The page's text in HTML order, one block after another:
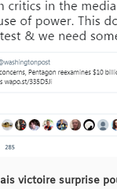
victoire surprise